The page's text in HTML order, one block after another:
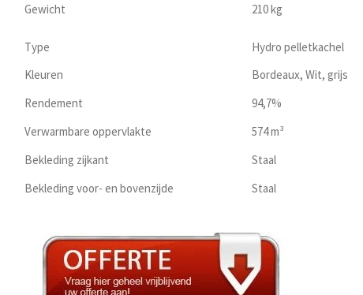
Gewicht
210 kg
Type
Hydro pelletkachel
Kleuren
Bordeaux, Wit, grijs
Rendement
94,7%
Verwarmbare oppervlakte
574 m³
Bekleding zijkant
Staal
Bekleding voor- en bovenzijde
Staal